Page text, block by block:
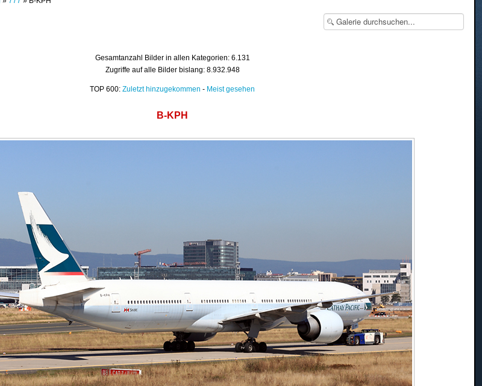
Gesamtanzahl Bilder in allen Kategorien: 6.131
Zugriffe auf alle Bilder bislang: 8.932.948
TOP 600:Zuletzt hinzugekommen - Meist gesehen
B-KPH